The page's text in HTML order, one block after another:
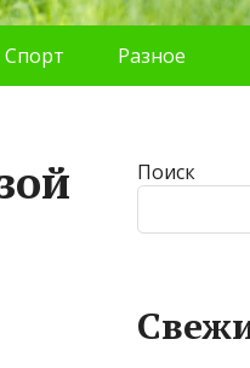
Спорт Разное
Поиск